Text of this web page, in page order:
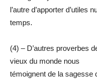
l’autre d’apporter d’utiles
temps.
(4) – D’autres proverbes
vieux du monde nous
témoignent de la sagesse